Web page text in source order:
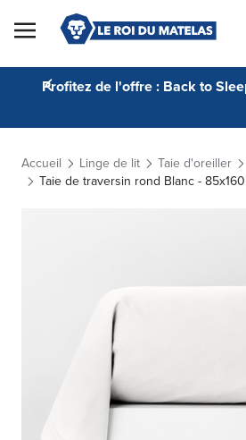
Skip to Content
Profitez de l'offre : Back to
Accueil Linge de lit Taie d'oreiller
Taie de traversin rond Blanc -